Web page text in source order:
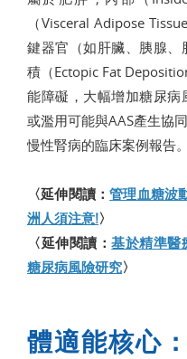
（Visceral Adipose
鍵器官（如肝臟、胰腺
積（Ectopic Fat
能障礙，大幅增加糖尿
或濫用可能與AAS產生協
慢性腎病的臨床案例報告。
〈延伸閱讀：管理血糖波
洲人須注意!〉
〈延伸閱讀：基於精準醫
糖尿病風險研究〉
體適能核心